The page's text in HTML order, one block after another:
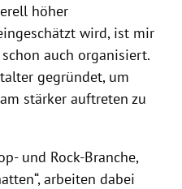
höher
wird, ist mir
auch organisiert.
gegründet, um
stärker auftreten zu
und Rock-Branche,
arbeiten dabei